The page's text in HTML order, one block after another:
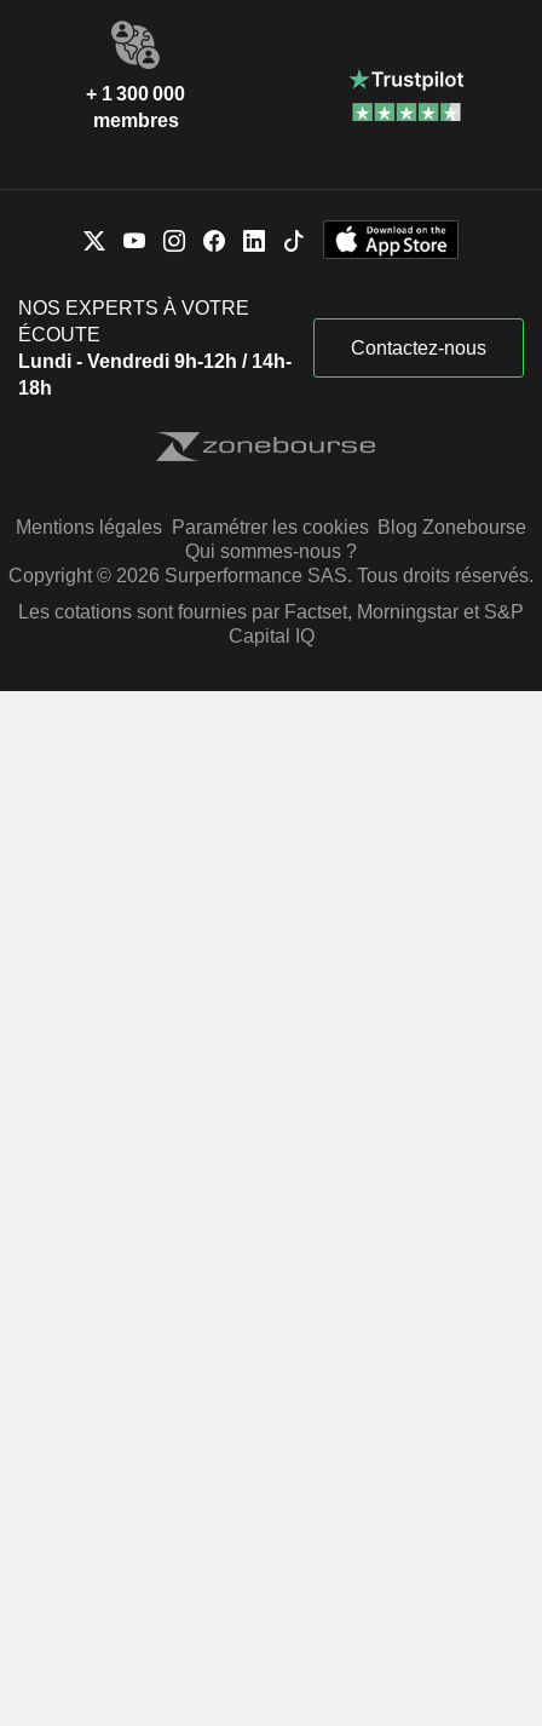
+ 1 300 000
membres
NOS EXPERTS À VOTRE
ÉCOUTE
Lundi - Vendredi 9h-12h / 14h-
18h
Contactez-nous
Mentions légales Paramétrer les cookies Blog Zonebourse
Qui sommes-nous ?
Copyright © 2026 Surperformance SAS. Tous droits réservés.
Les cotations sont fournies par Factset, Morningstar et S&P
Capital IQ